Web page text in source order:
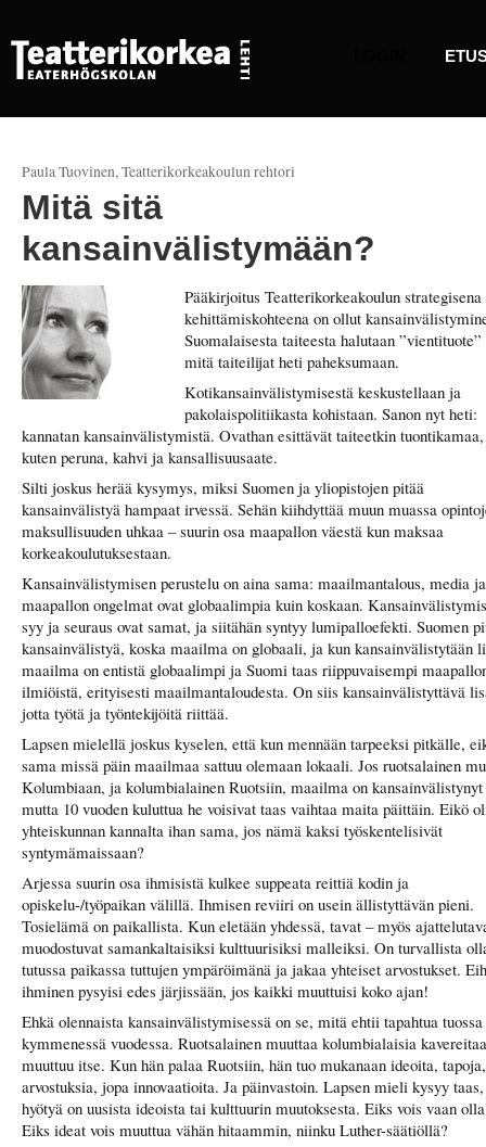
Paula Tuovinen, Teatterikorkeakoulun rehtori
Mitä sitä
kansainvälistymään?
Pääkirjoitus Teatterikorkeakoulun strategisena
kehittämiskohteena on ollut
Suomalaisesta taiteesta halutaan ”vientituote”
mitä taiteilijat heti paheksumaan.
Kotikansainvälistymisestä keskustellaan ja
pakolaispolitiikasta kohistaan. Sanon nyt heti:
kannatan kansainvälistymistä. Ovathan esittävät taiteetkin tuontikamaa,
kuten peruna, kahvi ja kansallisuusaate.
Silti joskus herää kysymys, miksi Suomen ja yliopistojen pitää
kansainvälistyä hampaat irvessä. Sehän kiihdyttää muun muassa
maksullisuuden uhkaa – suurin osa maapallon väestä kun maksaa
korkeakoulutuksestaan.
Kansainvälistymisen perustelu on aina sama: maailmantalous, media ja
maapallon ongelmat ovat globaalimpia kuin koskaan.
syy ja seuraus ovat samat, ja siitähän syntyy lumipalloefekti. Suomen
kansainvälistyä, koska maailma on globaali, ja kun kansainvälistytään
maailma on entistä globaalimpi ja Suomi taas riippuvaisempi
ilmiöistä, erityisesti maailmantaloudesta. On siis kansainvälistyttävä
jotta työtä ja työntekijöitä riittää.
Lapsen mielellä joskus kyselen, että kun mennään tarpeeksi pitkälle,
sama missä päin maailmaa sattuu olemaan lokaali. Jos ruotsalainen
Kolumbiaan, ja kolumbialainen Ruotsiin, maailma on kansainvälistynyt
mutta 10 vuoden kuluttua he voisivat taas vaihtaa maita päittäin. Eikö
yhteiskunnan kannalta ihan sama, jos nämä kaksi työskentelisivät
syntymämaissaan?
Arjessa suurin osa ihmisistä kulkee suppeata reittiä kodin ja
opiskelu-/työpaikan välillä. Ihmisen reviiri on usein ällistyttävän pieni.
Tosielämä on paikallista. Kun eletään yhdessä, tavat – myös
muodostuvat samankaltaisiksi kulttuurisiksi malleiksi. On turvallista
tutussa paikassa tuttujen ympäröimänä ja jakaa yhteiset arvostukset.
ihminen pysyisi edes järjissään, jos kaikki muuttuisi koko ajan!
Ehkä olennaista kansainvälistymisessä on se, mitä ehtii tapahtua tuossa
kymmenessä vuodessa. Ruotsalainen muuttaa kolumbialaisia
muuttuu itse. Kun hän palaa Ruotsiin, hän tuo mukanaan ideoita, tapoja,
arvostuksia, jopa innovaatioita. Ja päinvastoin. Lapsen mieli kysyy
hyötyä on uusista ideoista tai kulttuurin muutoksesta. Eiks vois vaan
Eiks ideat vois muuttua vähän hitaammin, niinku Luther-säätiöllä?